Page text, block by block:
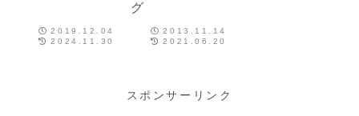
2019.12.04
2024.11.30
グ
2013.11.14
2021.06.20
スポンサーリンク